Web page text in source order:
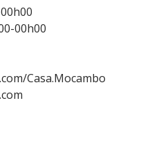
00h00
Casa.Mocambo